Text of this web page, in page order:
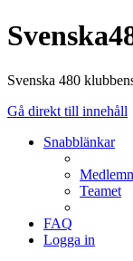
Svenska 480
Gå direkt till innehåll
Snabblänkar
Teamet
FAQ
Logga in